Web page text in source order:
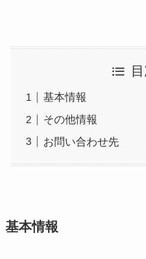
基本情報
その他情報
お問い合わせ先
基本情報